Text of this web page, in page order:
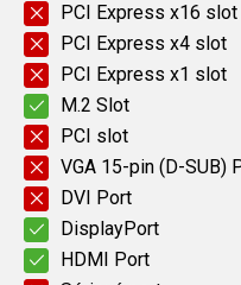
PCI Express x16 slot
PCI Express x4 slot
PCI Express x1 slot
M.2 Slot
PCI slot
VGA 15-pin (D-SUB)
DVI Port
DisplayPort
HDMI Port